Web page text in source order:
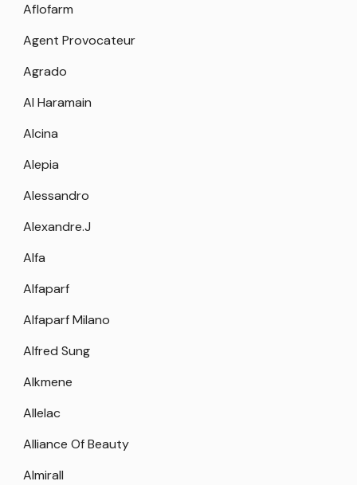
Aflofarm
Agent Provocateur
Agrado
Al Haramain
Alcina
Alepia
Alessandro
Alexandre.J
Alfa
Alfaparf
Alfaparf Milano
Alfred Sung
Alkmene
Allelac
Alliance Of Beauty
Almirall